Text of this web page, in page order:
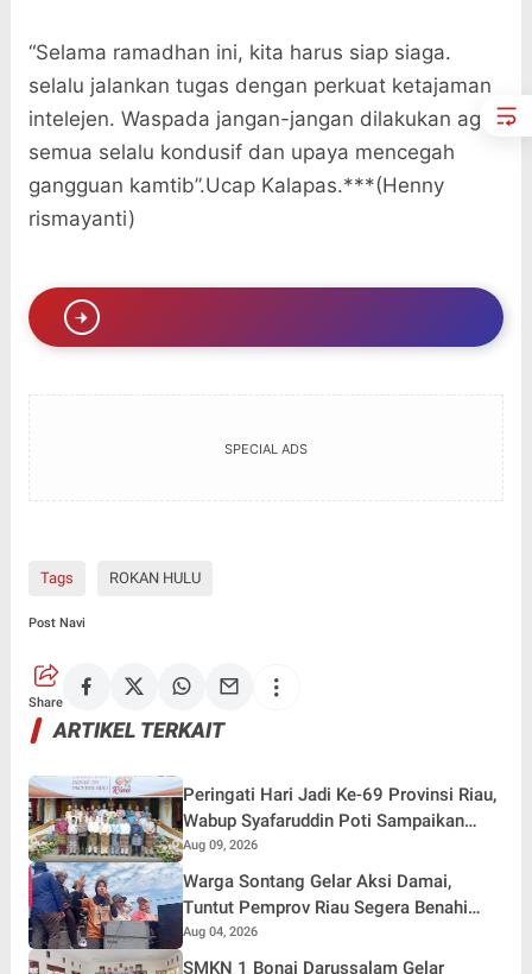
“Selama ramadhan ini, kita harus siap siaga.
selalu jalankan tugas dengan perkuat ketajaman
intelejen. Waspada jangan-jangan dilakukan agar
semua selalu kondusif dan upaya mencegah
gangguan kamtib”.Ucap Kalapas.***(Henny
rismayanti)
SPECIAL ADS
Tags ROKAN HULU
Post Navi
Share
ARTIKEL TERKAIT
Peringati Hari Jadi Ke-69 Provinsi Riau,
Wabup Syafaruddin Poti Sampaikan
Pesan Penguatan
Aug 09, 2026
Warga Sontang Gelar Aksi Damai,
Tuntut Pemprov Riau Segera Benahi
Jalan Sontang-Duri
Aug 04, 2026
SMKN 1 Bonai Darussalam Gelar